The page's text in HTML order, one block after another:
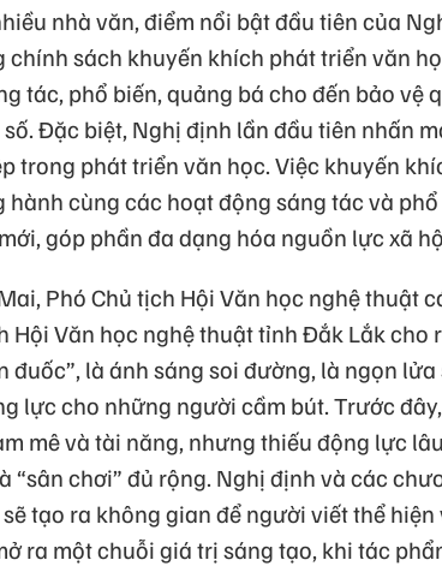
nhà văn, điểm nổi bật đầu tiên của
chính sách khuyến khích phát triển văn
tác, phổ biến, quảng bá cho đến bảo vệ
Đặc biệt, Nghị định lần đầu tiên nhấn
trong phát triển văn học. Việc khuyến
cùng các hoạt động sáng tác và
góp phần đa dạng hóa nguồn lực xã
Phó Chủ tịch Hội Văn học nghệ thuật
Hội Văn học nghệ thuật tỉnh Đắk Lắk cho
đuốc”, là ánh sáng soi đường, là ngọn
lực cho những người cầm bút. Trước
mê và tài năng, nhưng thiếu động lực
“sân chơi” đủ rộng. Nghị định và các
tạo ra không gian để người viết thể
ra một chuỗi giá trị sáng tạo, khi tác